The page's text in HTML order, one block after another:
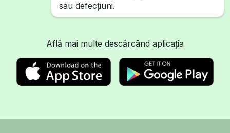
sau defecțiuni.
Află mai multe descărcând aplicația